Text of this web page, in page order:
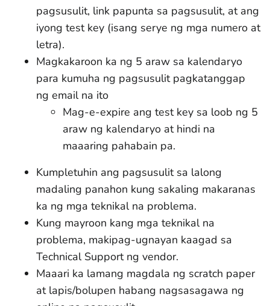
pagsusulit, link papunta sa pagsusulit, at ang
iyong test key (isang serye ng mga numero at
letra).
Magkakaroon ka ng 5 araw sa kalendaryo
para kumuha ng pagsusulit pagkatanggap
ng email na ito
Mag-e-expire ang test key sa loob ng 5
araw ng kalendaryo at hindi na
maaaring pahabain pa.
Kumpletuhin ang pagsusulit sa lalong
madaling panahon kung sakaling makaranas
ka ng mga teknikal na problema.
Kung mayroon kang mga teknikal na
problema, makipag-ugnayan kaagad sa
Technical Support ng vendor.
Maaari ka lamang magdala ng scratch paper
at lapis/bolupen habang nagsasagawa ng